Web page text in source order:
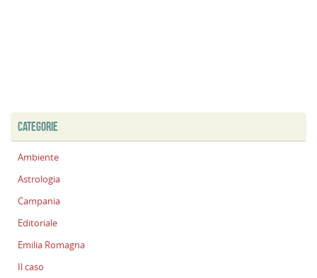
CATEGORIE
Ambiente
Astrologia
Campania
Editoriale
Emilia Romagna
Il caso